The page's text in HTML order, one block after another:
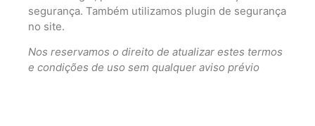
segurança. Também utilizamos plugin de segurança
no site.
Nos reservamos o direito de atualizar estes termos
e condições de uso sem qualquer aviso prévio